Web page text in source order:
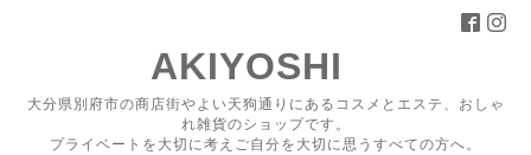
AKIYOSHI
大分県別府市の商店街やよい天狗通りにあるコスメとエステ、おしゃ
れ雑貨のショップです。
プライベートを大切に考えご自分を大切に思うすべての方へ。